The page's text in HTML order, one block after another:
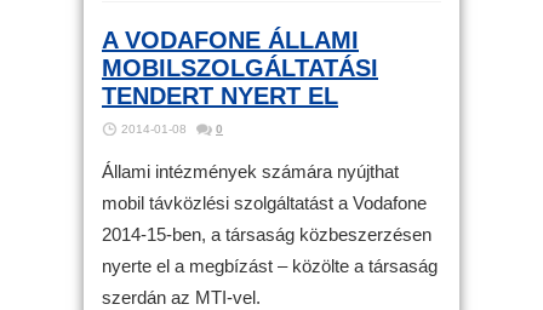
A VODAFONE ÁLLAMI
MOBILSZOLGÁLTATÁSI
TENDERT NYERT EL
2014-01-08 0
Állami intézmények számára nyújthat
mobil távközlési szolgáltatást a Vodafone
2014-15-ben, a társaság közbeszerzésen
nyerte el a megbízást – közölte a társaság
szerdán az MTI-vel.